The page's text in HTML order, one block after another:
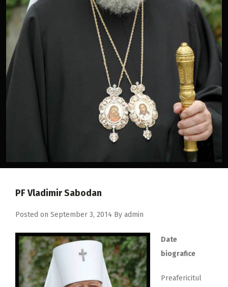
2018
2017
2016
2015
2014
PF Vladimir Sabodan
Posted on September 3, 2014 By admin
Date
biografice
Preafericitul